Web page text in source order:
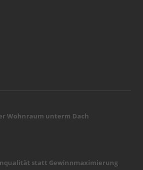
Wohnraum unterm Dach
statt Gewinnmaximierung